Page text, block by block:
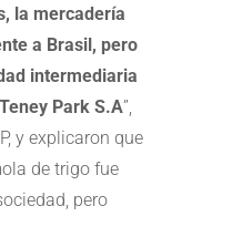
la mercadería
a Brasil, pero
intermediaria
Park S.A”,
y explicaron que
de trigo fue
pero